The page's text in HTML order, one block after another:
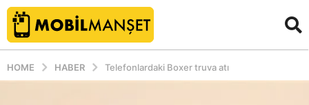
HOME HABER Telefonlardaki Boxer truva atı